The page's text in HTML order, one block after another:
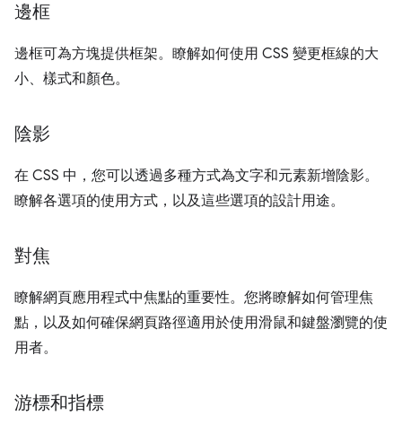
邊框
邊框可為方塊提供框架。瞭解如何使用 CSS 變更框線的大
小、樣式和顏色。
陰影
在 CSS 中，您可以透過多種方式為文字和元素新增陰影。
瞭解各選項的使用方式，以及這些選項的設計用途。
對焦
瞭解網頁應用程式中焦點的重要性。您將瞭解如何管理焦
點，以及如何確保網頁路徑適用於使用滑鼠和鍵盤瀏覽的使
用者。
游標和指標